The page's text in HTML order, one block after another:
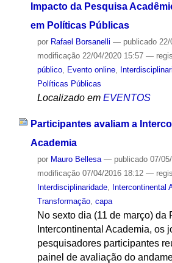
Impacto da Pesquisa
em Políticas Públicas
por Rafael Borsanelli — publicado22/
modificação22/04/2020 15:57 —
público, Evento online,
Políticas Públicas
Localizado em EVENTOS
Participantes avaliam a
Academia
por Mauro Bellesa — publicado07/
modificação07/04/2016 18:12 —
Interdisciplinaridade, Intercontinental
Transformação, capa
No sexto dia (11 de março) da
Intercontinental Academia, os
pesquisadores participantes
painel de avaliação do